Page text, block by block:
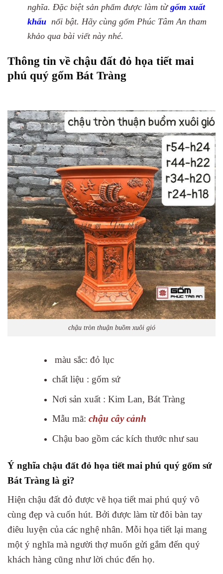
nghĩa. Đặc biệt sản phẩm được làm từ gốm xuất
khẩu nổi bật. Hãy cùng gốm Phúc Tâm An tham
khảo qua bài viết này nhé.
Thông tin về chậu đất đỏ họa tiết mai
phú quý gốm Bát Tràng
chậu tròn thuận buồm xuôi gió
màu sắc: đỏ lục
chất liệu : gốm sứ
Nơi sản xuất : Kim Lan, Bát Tràng
Mẫu mã: chậu cây cảnh
Chậu bao gồm các kích thước như sau
Ý nghĩa chậu đất đỏ họa tiết mai phú quý gốm sứ
Bát Tràng là gì?
Hiện chậu đất đỏ được vẽ họa tiết mai phú quý vô
cùng đẹp và cuốn hút. Bởi được làm từ đôi bàn tay
điêu luyện của các nghệ nhân. Mỗi họa tiết lại mang
một ý nghĩa mà người thợ muốn gửi gắm đến quý
khách hàng cũng như lời chúc đến họ.